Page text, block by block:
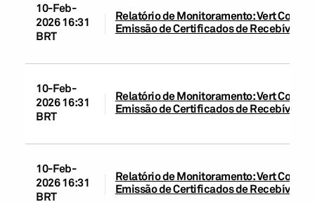
10-Feb-
2026 16:31
BRT
Relatório de Monitoramento: Vert
Emissão de Certificados de Recebíveis
10-Feb-
2026 16:31
BRT
Relatório de Monitoramento: Vert
Emissão de Certificados de Recebíveis
10-Feb-
2026 16:31
BRT
Relatório de Monitoramento: Vert
Emissão de Certificados de Recebíveis